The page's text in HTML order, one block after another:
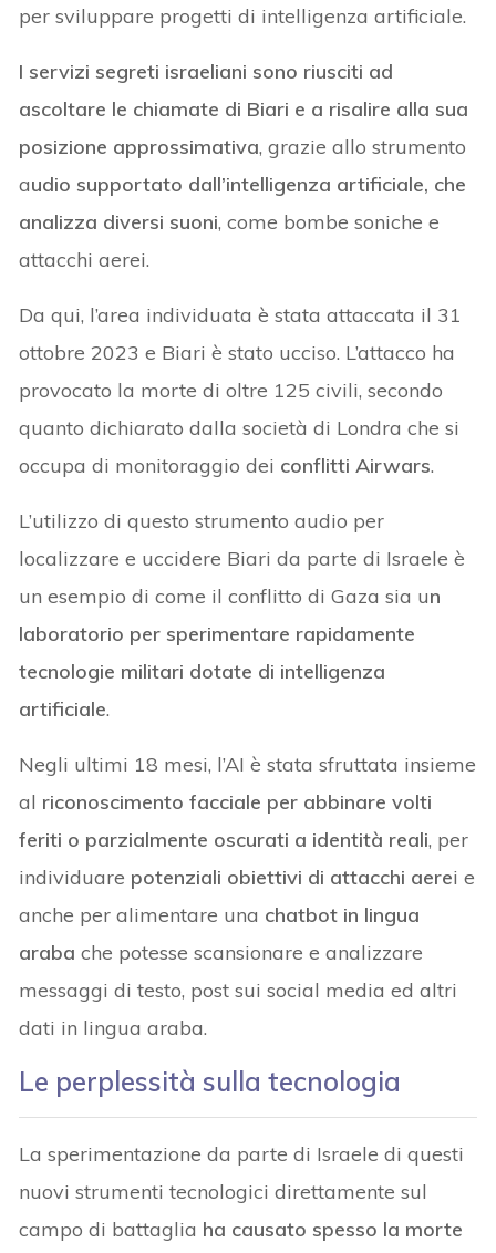
per sviluppare progetti di intelligenza artificiale.
I servizi segreti israeliani sono riusciti ad
ascoltare le chiamate di Biari e a risalire alla sua
posizione approssimativa, grazie allo strumento
audio supportato dall’intelligenza artificiale, che
analizza diversi suoni, come bombe soniche e
attacchi aerei.
Da qui, l’area individuata è stata attaccata il 31
ottobre 2023 e Biari è stato ucciso. L’attacco ha
provocato la morte di oltre 125 civili, secondo
quanto dichiarato dalla società di Londra che si
occupa di monitoraggio dei conflitti Airwars.
L’utilizzo di questo strumento audio per
localizzare e uccidere Biari da parte di Israele è
un esempio di come il conflitto di Gaza sia un
laboratorio per sperimentare rapidamente
tecnologie militari dotate di intelligenza
artificiale.
Negli ultimi 18 mesi, l’AI è stata sfruttata insieme
al riconoscimento facciale per abbinare volti
feriti o parzialmente oscurati a identità reali, per
individuare potenziali obiettivi di attacchi aerei e
anche per alimentare una chatbot in lingua
araba che potesse scansionare e analizzare
messaggi di testo, post sui social media ed altri
dati in lingua araba.
Le perplessità sulla tecnologia
La sperimentazione da parte di Israele di questi
nuovi strumenti tecnologici direttamente sul
campo di battaglia ha causato spesso la morte